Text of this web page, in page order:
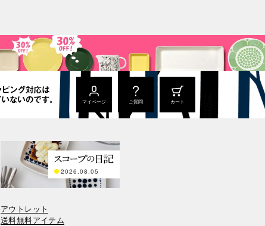
マイページ ご質問 カート
2026.08.05
アウトレット
送料無料アイテム